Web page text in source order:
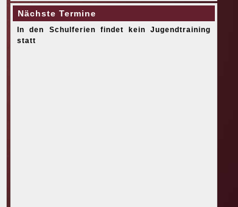
Nächste Termine
In den Schulferien findet kein Jugendtraining
statt